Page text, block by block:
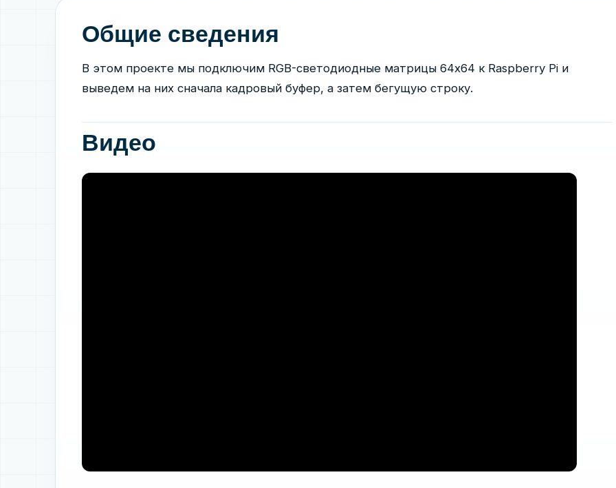
Общие сведения
В этом проекте мы подключим RGB-светодиодные матрицы 64x64 к Raspberry Pi и
выведем на них сначала кадровый буфер, а затем бегущую строку.
Видео